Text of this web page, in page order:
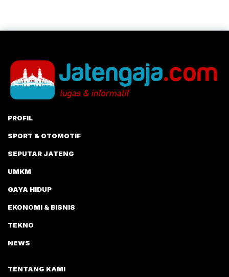
PROFIL
SPORT & OTOMOTIF
SEPUTAR JATENG
UMKM
GAYA HIDUP
EKONOMI & BISNIS
TEKNO
NEWS
TENTANG KAMI